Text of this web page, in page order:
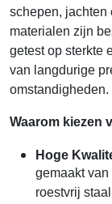
schepen, jachten
materialen zijn
getest op sterkte
van langdurige
omstandigheden.
Waarom kiezen
Hoge
gemaakt
roestvrij